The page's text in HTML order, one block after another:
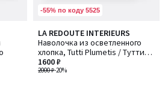
-55% по коду 5525
LA REDOUTE INTERIEURS
Наволочка из осветленного
хлопка, Tutti Plumetis / Тутти
Пламетис
2000 ₽-20%
1600 ₽